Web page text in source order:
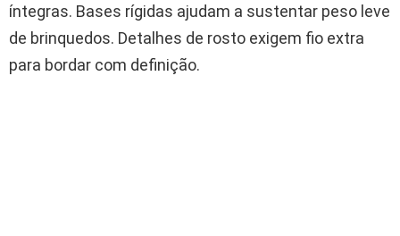
íntegras. Bases rígidas ajudam a sustentar peso leve
de brinquedos. Detalhes de rosto exigem fio extra
para bordar com definição.